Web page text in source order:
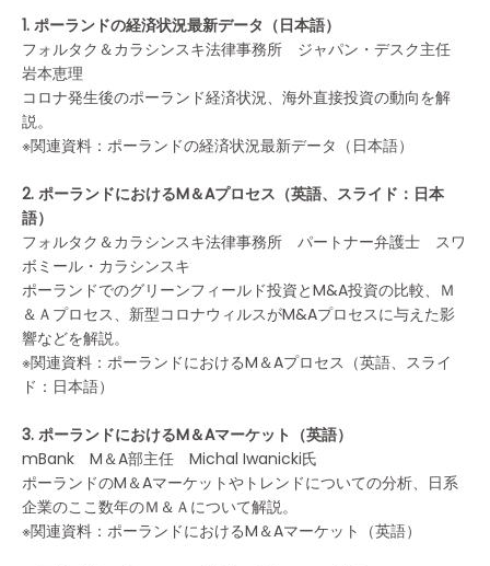
1. ポーランドの経済状況最新データ（日本語）
フォルタク＆カラシンスキ法律事務所 ジャパン・デスク主任
岩本恵理
コロナ発生後のポーランド経済状況、海外直接投資の動向を解
説。
※関連資料：ポーランドの経済状況最新データ（日本語）
2. ポーランドにおけるM＆Aプロセス（英語、スライド：日本
語）
フォルタク＆カラシンスキ法律事務所 パートナー弁護士 スワ
ボミール・カラシンスキ
ポーランドでのグリーンフィールド投資とM&A投資の比較、Ｍ
＆Ａプロセス、新型コロナウィルスがM&Aプロセスに与えた影
響などを解説。
※関連資料：ポーランドにおけるM＆Aプロセス（英語、スライ
ド：日本語）
3. ポーランドにおけるM＆Aマーケット（英語）
mBank M＆A部主任 Michal Iwanicki氏
ポーランドのM＆Aマーケットやトレンドについての分析、日系
企業のここ数年のＭ＆Ａについて解説。
※関連資料：ポーランドにおけるM＆Aマーケット（英語）